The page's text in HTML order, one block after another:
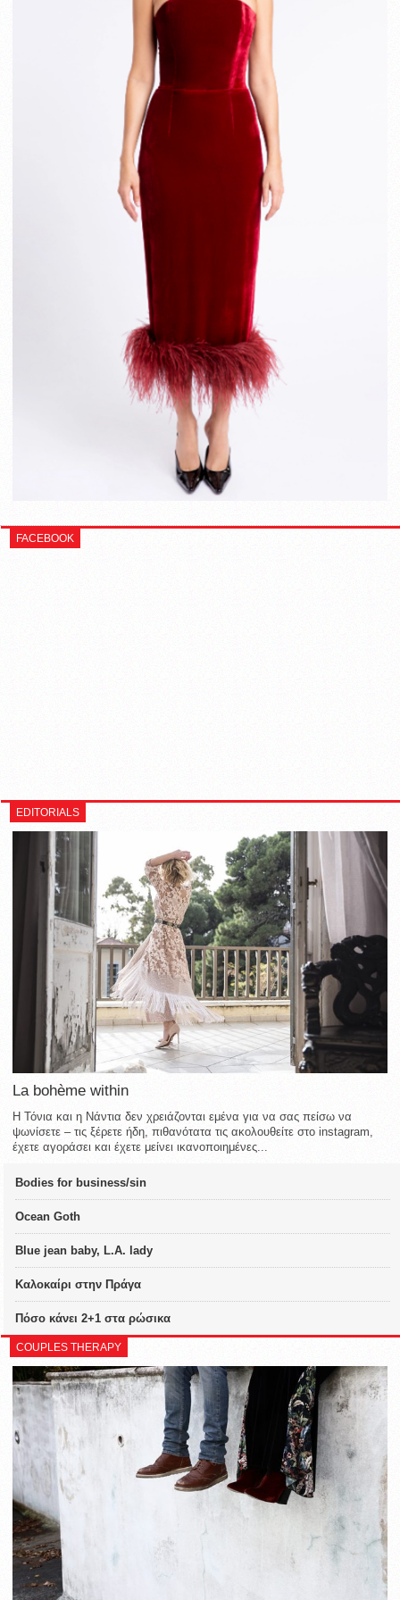
FACEBOOK
EDITORIALS
La bohème within
Η Τόνια και η Νάντια δεν χρειάζονται εμένα για να σας πείσω να
ψωνίσετε – τις ξέρετε ήδη, πιθανότατα τις ακολουθείτε στο instagram,
έχετε αγοράσει και έχετε μείνει ικανοποιημένες...
Bodies for business/sin
Ocean Goth
Blue jean baby, L.A. lady
Καλοκαίρι στην Πράγα
Πόσο κάνει 2+1 στα ρώσικα
COUPLES THERAPY